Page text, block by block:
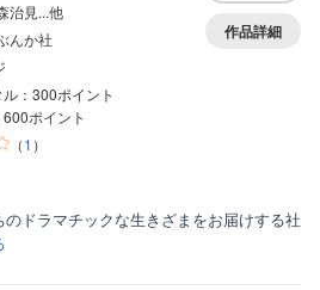
治見...他
んか社
：300ポイント
ポイント
（1 ）
作品詳細
ドラマチックな生きざまをお届けする社